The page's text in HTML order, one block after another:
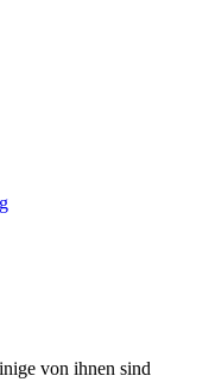
von ihnen sind